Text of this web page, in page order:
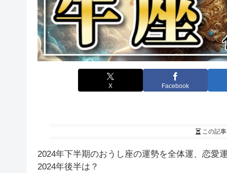
X Facebook
この記
2024年下半期のおうし座の運勢を全体運、恋愛
2024年後半は？